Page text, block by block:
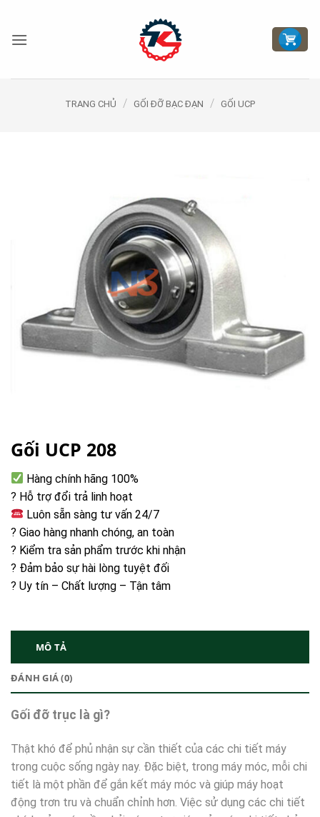
nội
TRANG CHỦ / GỐI ĐỠ BẠC ĐẠN / GỐI UCP
Gối UCP 208
Hàng chính hãng 100%
? Hỗ trợ đổi trả linh hoạt
Luôn sẵn sàng tư vấn 24/7
? Giao hàng nhanh chóng, an toàn
? Kiểm tra sản phẩm trước khi nhận
? Đảm bảo sự hài lòng tuyệt đối
? Uy tín – Chất lượng – Tận tâm
MÔ TẢ
ĐÁNH GIÁ (0)
Gối đỡ trục là gì?
Thật khó để phủ nhận sự cần thiết của các chi tiết máy
trong cuộc sống ngày nay. Đặc biệt, trong máy móc, mỗi chi
tiết là một phần để gắn kết máy móc và giúp máy hoạt
động trơn tru và chuẩn chỉnh hơn. Việc sử dụng các chi tiết